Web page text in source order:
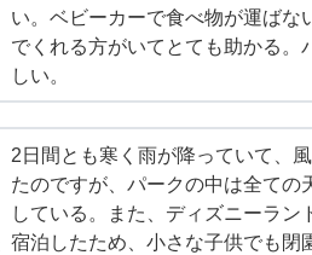
い。ベビーカーで食べ物が運ばな
でくれる方がいてとても助かる。
しい。
2日間とも寒く雨が降っていて、
たのですが、パークの中は全ての
している。また、ディズニーラン
宿泊したため、小さな子供でも閉